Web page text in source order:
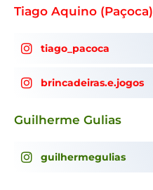
Tiago Aquino (Paçoca)
tiago_pacoca
brincadeiras.e.jogos
Guilherme Gulias
guilhermegulias